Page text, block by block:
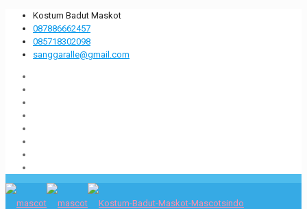
Kostum Badut Maskot
087886662457
085718302098
sanggaralle@gmail.com